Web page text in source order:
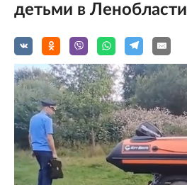
детьми в Ленобласти